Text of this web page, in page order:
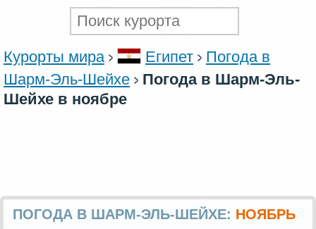
Курорты мира Египет
Погода в
Шарм-Эль-Шейхе
Погода в Шарм-Эль-
Шейхе в ноябре
ПОГОДА В ШАРМ-ЭЛЬ-ШЕЙХЕ: НОЯБРЬ